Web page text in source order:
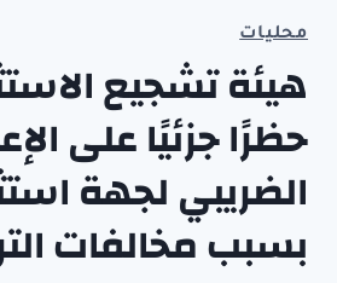
محليات
هيئة تشجيع
حظرًا جزئيًا على
الضريبي لجهة
بسبب مخالفات